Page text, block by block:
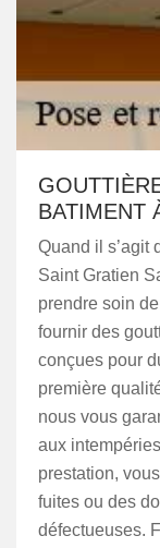
BATIMENT
Quand il s’agit
Saint Gratien
prendre soin
fournir des
conçues pour
première
nous vous
aux
prestation,
fuites ou des
défectueuses.